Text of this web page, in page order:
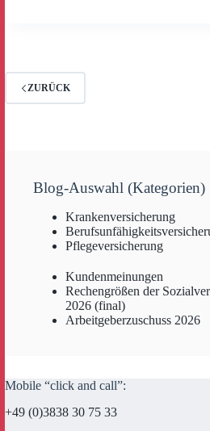
ZURÜCK
Blog-Auswahl (Kategorien)
Krankenversicherung
Pflegeversicherung
Kundenmeinungen
Rechengrößen der
2026 (final)
Arbeitgeberzuschuss 2026
Mobile “click and call”:
+49 (0)3838 30 75 33